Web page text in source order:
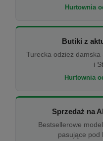
Hurtownia
Butiki z
Turecka odzież
i
Hurtownia
Sprzedaż na
Bestsellerowe
pasujące pod